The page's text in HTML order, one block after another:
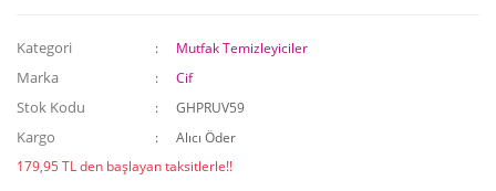
Kategori Mutfak Temizleyiciler
Marka Cif
Stok Kodu GHPRUV59
Kargo
Alıcı Öder
179,95 TL den başlayan taksitlerle!!